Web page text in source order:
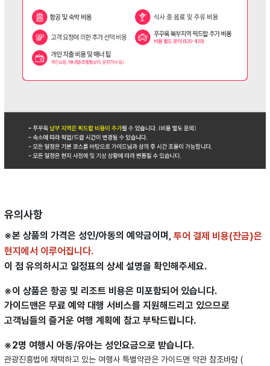
유의사항
※본 상품의 가격은 성인/아동의 예약금이며, 투어 결제 비용(잔금)은
현지에서 이루어집니다.
이 점 유의하시고 일정표의 상세 설명을 확인해주세요.
※이 상품은 항공 및 리조트 비용은 미포함되어 있습니다.
가이드맨은 무료 예약 대행 서비스를 지원해드리고 있으므로
고객님들의 즐거운 여행 계획에 참고 부탁드립니다.
※2명 여행시 아동/유아는 성인요금으로 받습니다.
관광진흥법에 채택하고 있는 여행사 특별약관은 가이드맨 약관 참조바람 (